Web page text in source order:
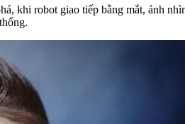
khi robot giao tiếp bằng mắt, ánh